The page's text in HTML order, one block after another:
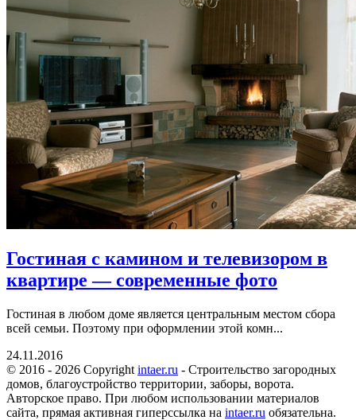
Гостиная с камином и телевизором в
квартире — современные фото
Гостиная в любом доме является центральным местом сбора
всей семьи. Поэтому при оформлении этой комн...
24.11.2016
© 2016 - 2026 Copyright intaer.ru - Cтроительство загородных
домов, благоустройство территории, заборы, ворота.
Авторское право. При любом использовании материалов
сайта, прямая активная гиперссылка на intaer.ru обязательна.